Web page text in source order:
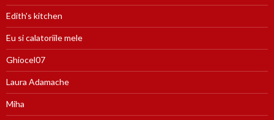
Edith's kitchen
Eu si calatoriile mele
Ghiocel07
Laura Adamache
Miha